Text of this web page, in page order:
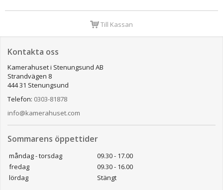
Till Kassan
Kontakta oss
Kamerahuset i Stenungsund AB
Strandvägen 8
444 31 Stenungsund
Telefon: 0303-81878
info@kamerahuset.com
Sommarens öppettider
måndag - torsdag
09.30 - 17.00
fredag
09.30 - 16.00
lördag
Stängt